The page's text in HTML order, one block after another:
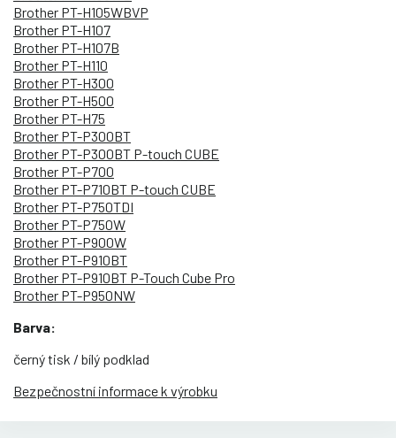
Brother PT-H105WBVP
Brother PT-H107
Brother PT-H107B
Brother PT-H110
Brother PT-H300
Brother PT-H500
Brother PT-H75
Brother PT-P300BT
Brother PT-P300BT P-touch CUBE
Brother PT-P700
Brother PT-P710BT P-touch CUBE
Brother PT-P750TDI
Brother PT-P750W
Brother PT-P900W
Brother PT-P910BT
Brother PT-P910BT P-Touch Cube Pro
Brother PT-P950NW
Barva:
černý tisk / bílý podklad
Bezpečnostní informace k výrobku